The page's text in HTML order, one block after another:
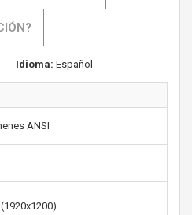
Idioma: Español
ANSI